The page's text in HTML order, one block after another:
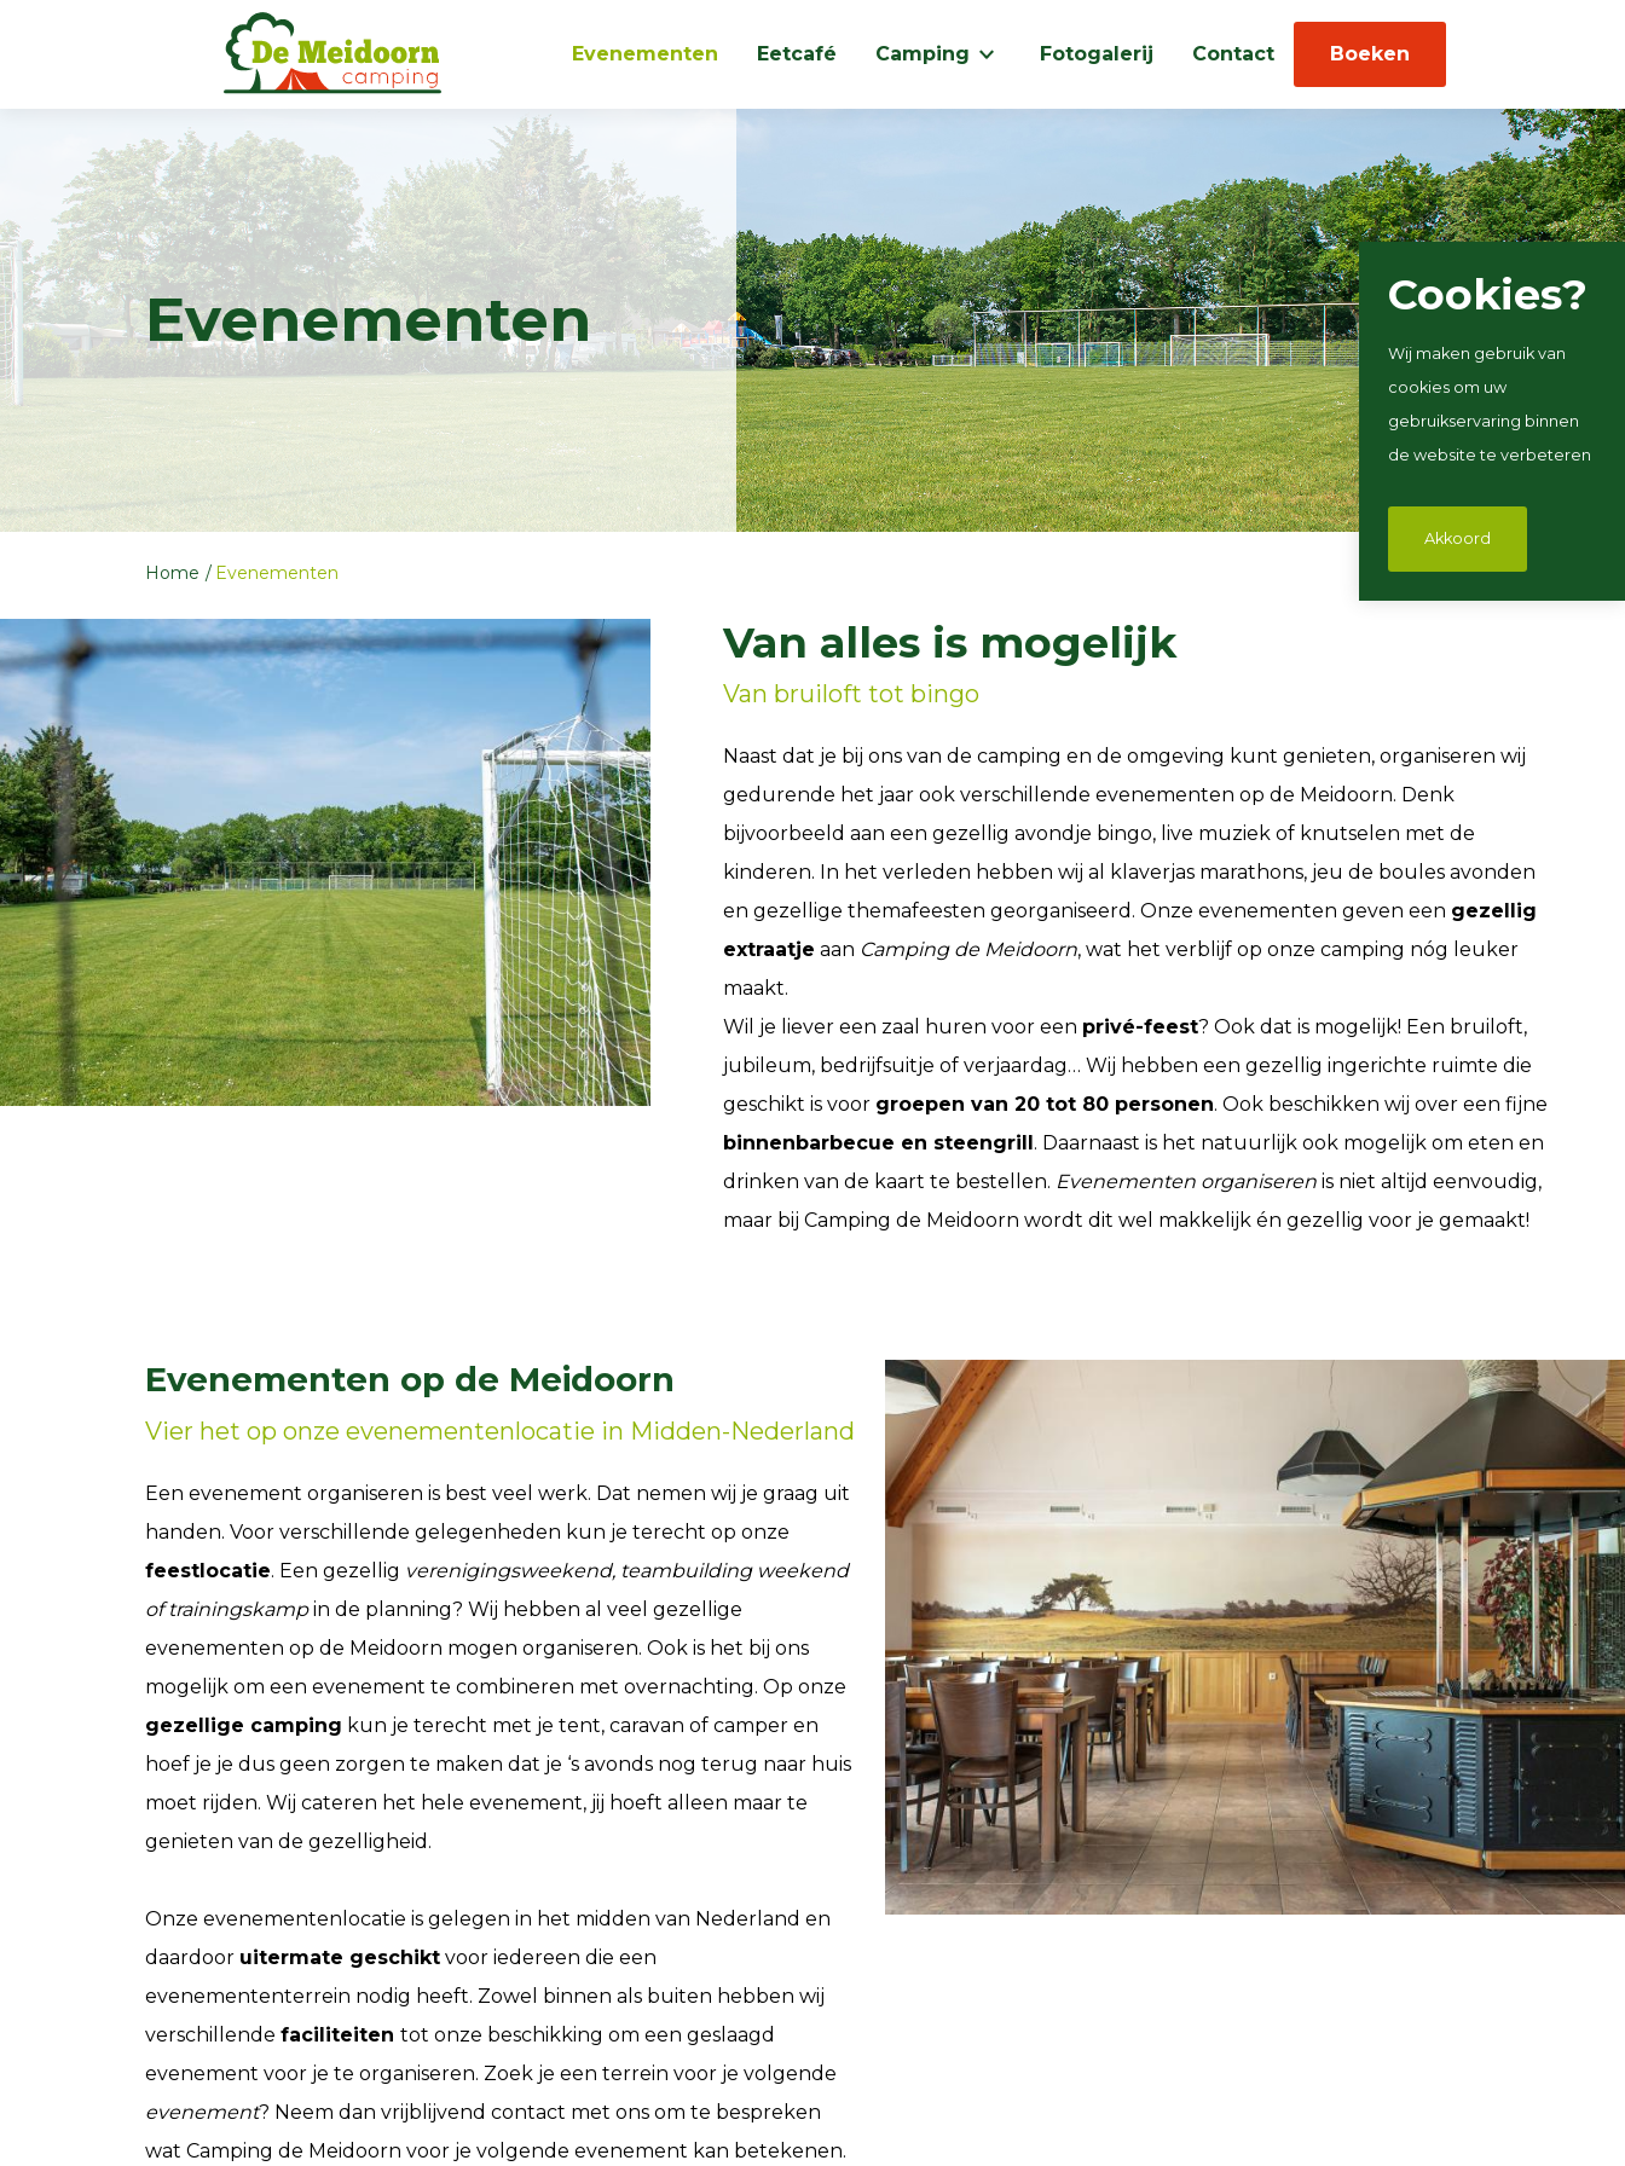
Evenementen Eetcafé Camping Fotogalerij Contact Boeken
Evenementen
Home Evenementen
Van alles is mogelijk
Van bruiloft tot bingo
Naast dat je bij ons van de camping en de omgeving kunt genieten, organiseren wij
gedurende het jaar ook verschillende evenementen op de Meidoorn. Denk
bijvoorbeeld aan een gezellig avondje bingo, live muziek of knutselen met de
kinderen. In het verleden hebben wij al klaverjas marathons, jeu de boules avonden
en gezellige themafeesten georganiseerd. Onze evenementen geven een gezellig
extraatje aan Camping de Meidoorn, wat het verblijf op onze camping nóg leuker
maakt.
Wil je liever een zaal huren voor een privé-feest? Ook dat is mogelijk! Een bruiloft,
jubileum, bedrijfsuitje of verjaardag… Wij hebben een gezellig ingerichte ruimte die
geschikt is voor groepen van 20 tot 80 personen. Ook beschikken wij over een fijne
binnenbarbecue en steengrill. Daarnaast is het natuurlijk ook mogelijk om eten en
drinken van de kaart te bestellen. Evenementen organiserenis niet altijd eenvoudig,
maar bij Camping de Meidoorn wordt dit wel makkelijk én gezellig voor je gemaakt!
Evenementen op de Meidoorn
Vier het op onze evenementenlocatie in Midden-Nederland
Een evenement organiseren is best veel werk. Dat nemen wij je graag uit
handen. Voor verschillende gelegenheden kun je terecht op onze
feestlocatie. Een gezellig verenigingsweekend, teambuilding weekend
of trainingskampin de planning? Wij hebben al veel gezellige
evenementen op de Meidoorn mogen organiseren. Ook is het bij ons
mogelijk om een evenement te combineren met overnachting. Op onze
gezellige camping kun je terecht met je tent, caravan of camper en
hoef je je dus geen zorgen te maken dat je ‘s avonds nog terug naar huis
moet rijden. Wij cateren het hele evenement, jij hoeft alleen maar te
genieten van de gezelligheid.
Onze evenementenlocatie is gelegen in het midden van Nederland en
daardoor uitermate geschikt voor iedereen die een
evenemententerrein nodig heeft. Zowel binnen als buiten hebben wij
verschillende faciliteiten tot onze beschikking om een geslaagd
evenement voor je te organiseren. Zoek je een terrein voor je volgende
evenement? Neem dan vrijblijvend contact met ons om te bespreken
wat Camping de Meidoorn voor je volgende evenement kan betekenen.
Cookies?
Wij maken gebruik van
cookies om uw
gebruikservaring binnen
de website te verbeteren
Akkoord